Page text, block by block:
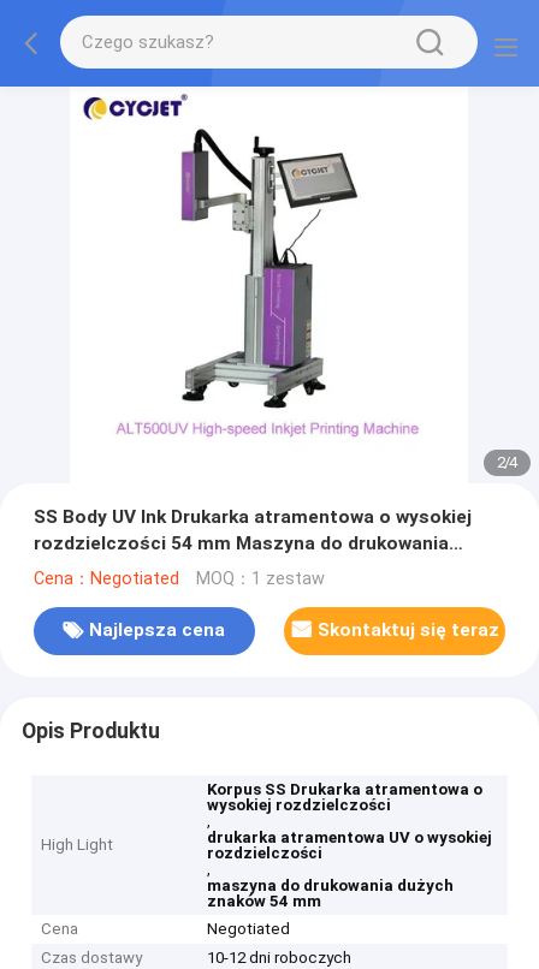
2/4
SS Body UV Ink Drukarka atramentowa o wysokiej
rozdzielczości 54 mm Maszyna do drukowania
dużych znaków
Cena：Negotiated MOQ：1 zestaw
Najlepsza cena Skontaktuj się teraz
Opis Produktu
High Light
Korpus SS Drukarka atramentowa o
wysokiej rozdzielczości
,
drukarka atramentowa UV o wysokiej
rozdzielczości
,
maszyna do drukowania dużych
znaków 54 mm
Cena
Negotiated
Czas dostawy
10-12 dni roboczych